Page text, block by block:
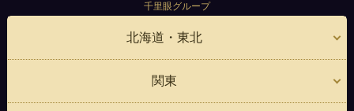
千里眼グループ
北海道・東北
関東